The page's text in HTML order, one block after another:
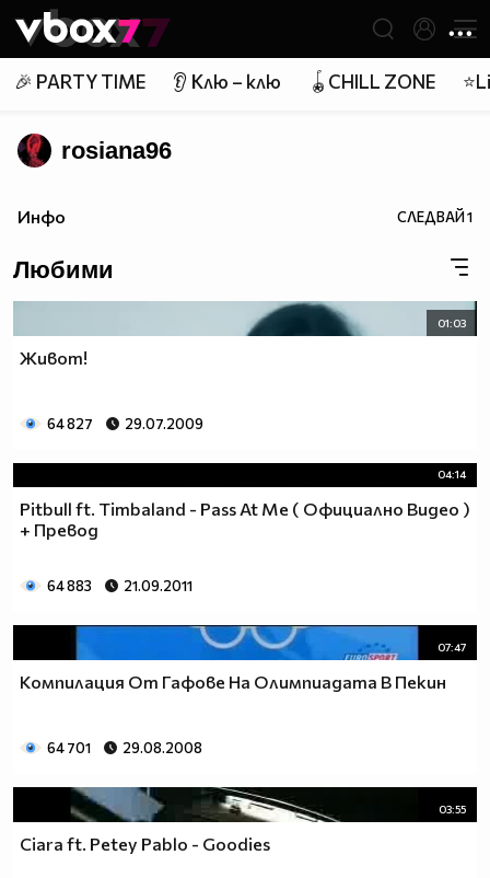
👾
🎉 PARTY TIME 👂 Клю – клю 🪀CHILL ZONE
rosiana96
Инфо СЛЕДВАЙ1
Любими
01:03
Живот!
64 827 29.07.2009
04:14
Pitbull ft. Timbaland - Pass At Me ( Официално Видео )
+ Превод
64 883 21.09.2011
07:47
Koмпилация От Гафове На Олимпиадата В Пекин
64 701 29.08.2008
03:55
Ciara ft. Petey Pablo - Goodies